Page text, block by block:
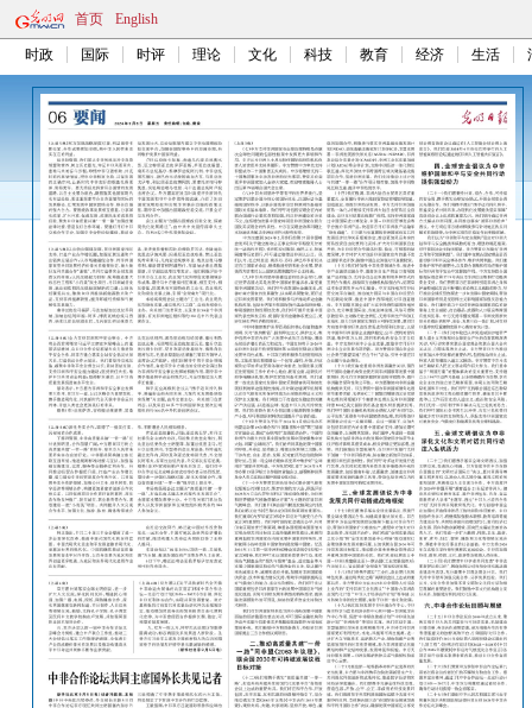
首页 English
时政 国际 时评 理论 文化 科技 教育 经济 生活